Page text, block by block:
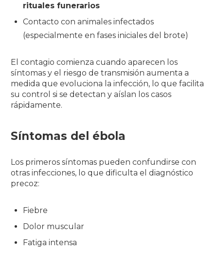
rituales funerarios
Contacto con animales infectados
(especialmente en fases iniciales del brote)
El contagio comienza cuando aparecen los
síntomas y el riesgo de transmisión aumenta a
medida que evoluciona la infección, lo que facilita
su control si se detectan y aíslan los casos
rápidamente.
Síntomas del ébola
Los primeros síntomas pueden confundirse con
otras infecciones, lo que dificulta el diagnóstico
precoz:
Fiebre
Dolor muscular
Fatiga intensa